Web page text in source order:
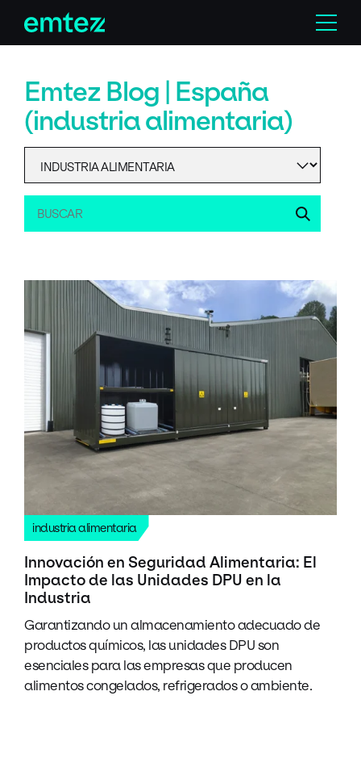
content
Menu
Emtez Blog | España
(industria alimentaria)
industria alimentaria
Innovación en Seguridad Alimentaria: El
Impacto de las Unidades DPU en la
Industria
Garantizando un almacenamiento adecuado de
productos químicos, las unidades DPU son
esenciales para las empresas que producen
alimentos congelados, refrigerados o ambiente.